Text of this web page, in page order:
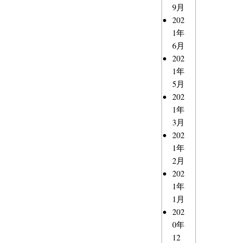
9月
202
1年
6月
202
1年
5月
202
1年
3月
202
1年
2月
202
1年
1月
202
0年
12